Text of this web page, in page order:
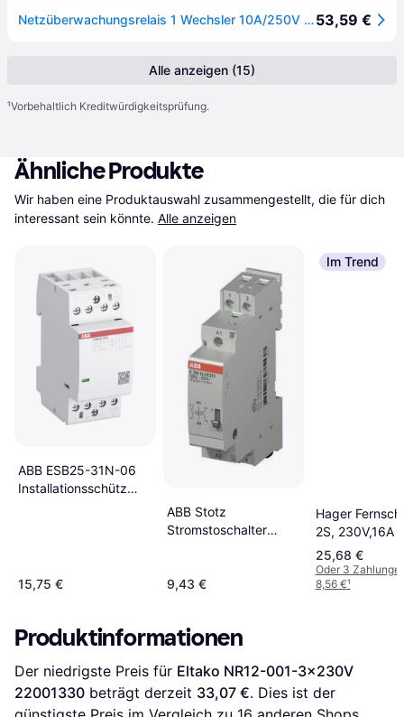
Netzüberwachungsrelais 1 Wechsler 10A/250V AC NR12-001-3X230V53,59 €
Alle anzeigen (15)
¹Vorbehaltlich Kreditwürdigkeitsprüfung.
Ähnliche Produkte
Wir haben eine Produktauswahl zusammengestellt, die für dich
interessant sein könnte. Alle anzeigen
ABB ESB25-31N-06
Installationsschütz
15,75 €
ABB Stotz
Stromstoschalter
9,43 €
Im Trend
Hager
2S, 230V,16A
25,68 €
Oder 3
8,56 €¹
Produktinformationen
Der niedrigste Preis für Eltako NR12-001-3x230V
22001330 beträgt derzeit 33,07 €. Dies ist der